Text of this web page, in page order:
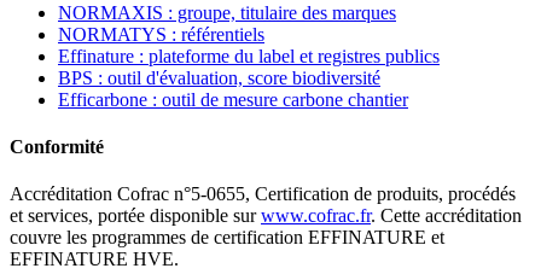
NORMAXIS : groupe, titulaire des marques
NORMATYS : référentiels
Effinature : plateforme du label et registres publics
BPS : outil d'évaluation, score biodiversité
Efficarbone : outil de mesure carbone chantier
Conformité
Accréditation Cofrac n°5-0655, Certification de produits, procédés
et services, portée disponible surwww.cofrac.fr. Cette accréditation
couvre les programmes de certification EFFINATURE et
EFFINATURE HVE.